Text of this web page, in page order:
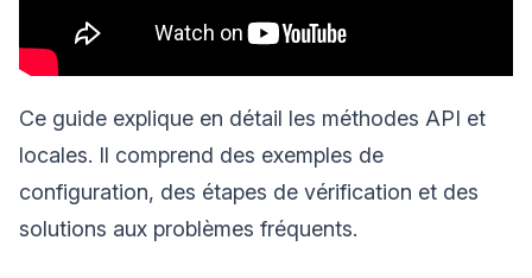
Ce guide explique en détail les méthodes API et
locales. Il comprend des exemples de
configuration, des étapes de vérification et des
solutions aux problèmes fréquents.